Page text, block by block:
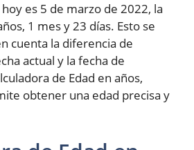
es 5 de marzo de 2022, la
1 mes y 23 días. Esto se
cuenta la diferencia de
actual y la fecha de
de Edad en años,
obtener una edad precisa y